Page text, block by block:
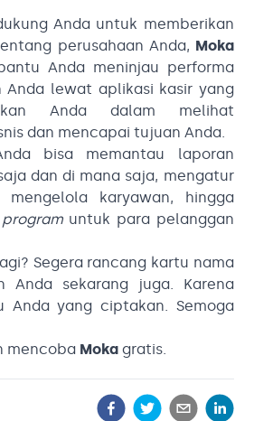
Anda untuk memberikan
perusahaan Anda, Moka
Anda meninjau performa
Anda lewat aplikasi kasir yang
Anda dalam melihat
dan mencapai tujuan Anda.
bisa memantau laporan
dan di mana saja, mengatur
mengelola karyawan, hingga
untuk para pelanggan
Segera rancang kartu nama
Anda sekarang juga. Karena
Anda yang ciptakan. Semoga
mencoba Moka gratis.